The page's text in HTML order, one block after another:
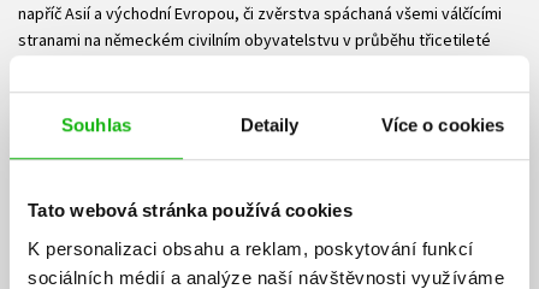
Souhlas Detaily Více o cookies
Tato webová stránka používá cookies
K personalizaci obsahu a reklam, poskytování funkcí
sociálních médií a analýze naší návštěvnosti využíváme
napříč Asií a východní Evropou, či zvěrstva spáchaná všemi válčícími
stranami na německém civilním obyvatelstvu v průběhu třicetileté
jako skvělý úvod pro začátečníky, zatímco zkušeným čtenářům
historické literatury poskytne nové pohledy na celou řadu známých i
Ke stažení